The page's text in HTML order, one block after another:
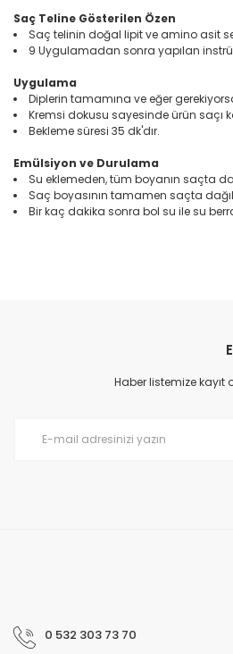
Saç Teline Gösterilen Özen
Saç telinin doğal lipit ve amino asit
9 Uygulamadan sonra yapılan
Uygulama
Diplerin tamamına ve eğer
Kremsi dokusu sayesinde ürün saçı
Bekleme süresi 35 dk'dır.
Emülsiyon ve Durulama
Su eklemeden, tüm boyanın saçta
Saç boyasının tamamen saçta
Bir kaç dakika sonra bol su ile su
Ürün resmi kalitesiz, bozuk veya
Ürün açıklamasında eksik bilgiler
Haber listemize
0 532 303 73 70